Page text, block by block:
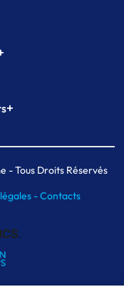
+
- Tous Droits Réservés
-Contacts